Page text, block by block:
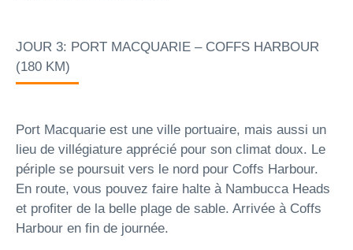
JOUR 3: PORT MACQUARIE – COFFS HARBOUR
(180 KM)
Port Macquarie est une ville portuaire, mais aussi un
lieu de villégiature apprécié pour son climat doux. Le
périple se poursuit vers le nord pour Coffs Harbour.
En route, vous pouvez faire halte à Nambucca Heads
et profiter de la belle plage de sable. Arrivée à Coffs
Harbour en fin de journée.